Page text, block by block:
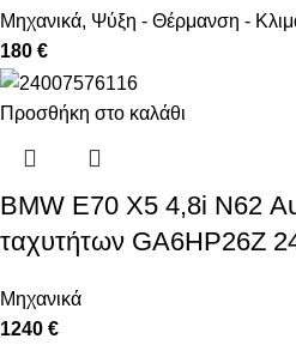
Μηχανικά, Ψύξη - Θέρμανση -
180 €
Προσθήκη στο καλάθι
BMW E70 X5 4,8i N62
ταχυτήτων GA6HP26Z
Μηχανικά
1240 €